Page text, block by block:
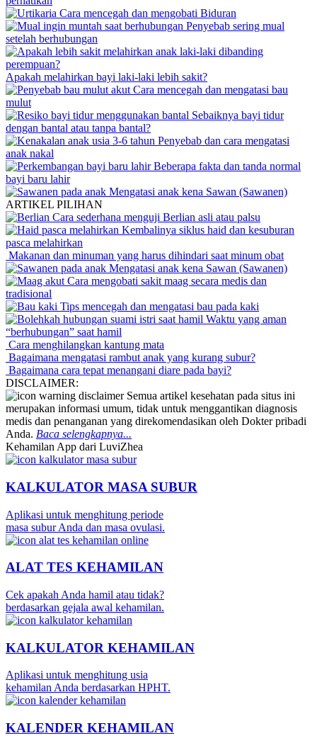
Cara mencegah dan mengobati Biduran
Penyebab sering mual
setelah berhubungan
Apakah melahirkan bayi laki-laki lebih sakit?
Cara mencegah dan mengatasi bau
mulut
Sebaiknya bayi tidur
dengan bantal atau tanpa bantal?
Penyebab dan cara mengatasi
anak nakal
Beberapa fakta dan tanda normal
bayi baru lahir
Mengatasi anak kena Sawan (Sawanen)
ARTIKEL PILIHAN
Cara sederhana menguji Berlian asli atau palsu
Kembalinya siklus haid dan kesuburan
pasca melahirkan
Makanan dan minuman yang harus dihindari saat minum obat
Mengatasi anak kena Sawan (Sawanen)
Cara mengobati sakit maag secara medis dan
tradisional
Tips mencegah dan mengatasi bau pada kaki
Waktu yang aman
“berhubungan” saat hamil
Cara menghilangkan kantung mata
Bagaimana mengatasi rambut anak yang kurang subur?
Bagaimana cara tepat menangani diare pada bayi?
DISCLAIMER:
Semua artikel kesehatan pada situs ini
merupakan informasi umum, tidak untuk menggantikan diagnosis
medis dan penanganan yang direkomendasikan oleh Dokter pribadi
Anda. Baca selengkapnya...
Kehamilan App dari LuviZhea
KALKULATOR MASA SUBUR
Aplikasi untuk menghitung periode
masa subur Anda dan masa ovulasi.
ALAT TES KEHAMILAN
Cek apakah Anda hamil atau tidak?
berdasarkan gejala awal kehamilan.
KALKULATOR KEHAMILAN
Aplikasi untuk menghitung usia
kehamilan Anda berdasarkan HPHT.
KALENDER KEHAMILAN